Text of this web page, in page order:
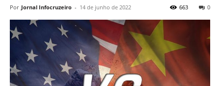
Por Jornal Infocruzeiro - 14 de junho de 2022 0
663